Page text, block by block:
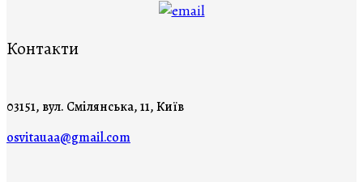
Контакти
03151, вул. Смілянська, 11, Київ
osvitauaa@gmail.com